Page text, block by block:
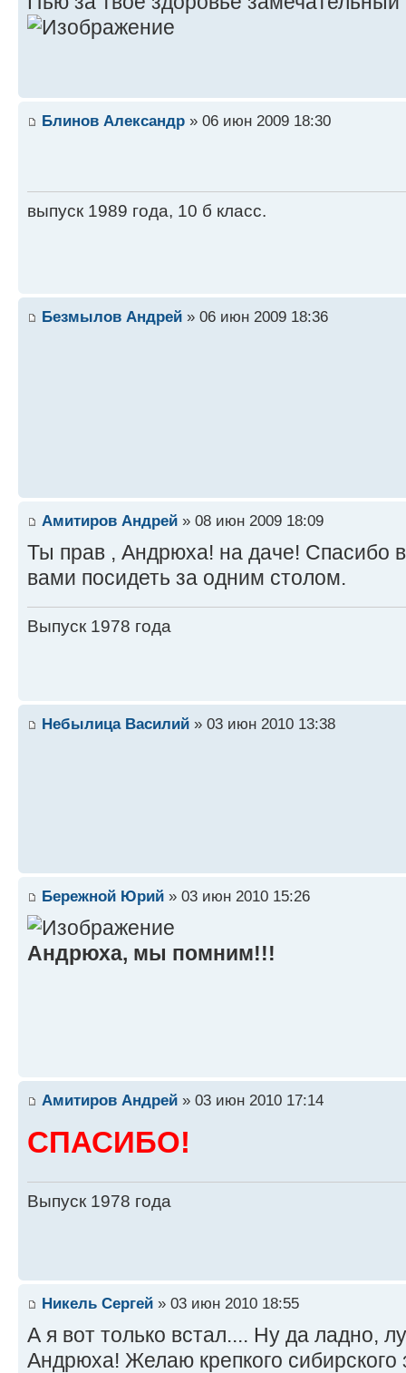
Блинов Александр » 06 июн 2009 18:30
выпуск 1989 года, 10 б класс.
Безмылов Андрей » 06 июн 2009 18:36
Амитиров Андрей » 08 июн 2009 18:09
Ты прав , Андрюха! на даче! Спасибо
вами посидеть за одним столом.
Выпуск 1978 года
Небылица Василий » 03 июн 2010 13:38
Бережной Юрий » 03 июн 2010 15:26
Андрюха, мы помним!!!
Амитиров Андрей » 03 июн 2010 17:14
СПАСИБО!
Выпуск 1978 года
Никель Сергей » 03 июн 2010 18:55
А я вот только встал.... Ну да ладно,
Андрюха! Желаю крепкого сибирского